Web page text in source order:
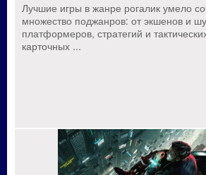
Лучшие игры в жанре рогалик умело
множество поджанров: от экшенов и
платформеров, стратегий и
карточных ...